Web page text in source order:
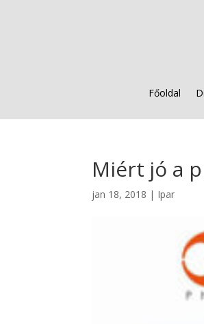
Főoldal
Miért jó a
jan 18, 2018 | Ipar